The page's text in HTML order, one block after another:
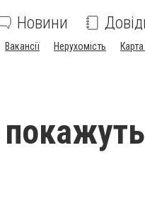
Новини
Вакансії Нерухомість